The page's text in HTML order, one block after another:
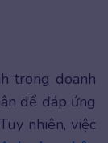
trong doanh
để đáp ứng
nhiên, việc